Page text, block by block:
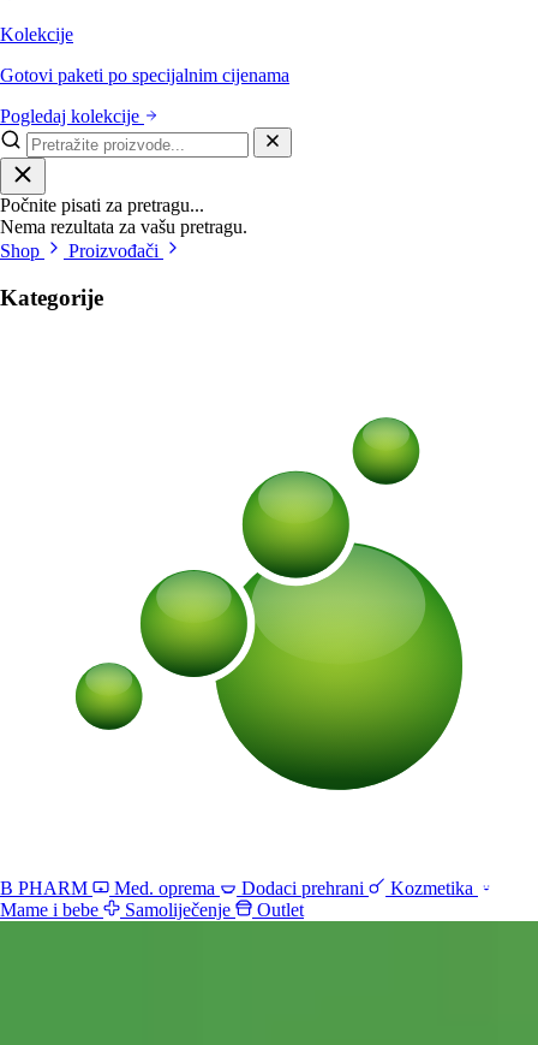
Kolekcije
Gotovi paketi po specijalnim cijenama
Pogledaj kolekcije
Počnite pisati za pretragu...
Nema rezultata za vašu pretragu.
Shop
Proizvođači
Kategorije
B PHARM Med. oprema Dodaci prehrani
Kozmetika
Mame i bebe
Samoliječenje Outlet